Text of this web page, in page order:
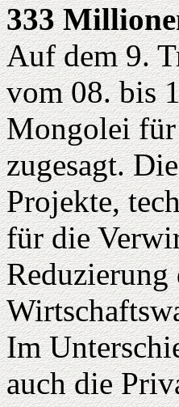
333
Auf dem 9.
vom 08. bis
Mongolei
zugesagt.
Projekte,
für die
Im
auch die